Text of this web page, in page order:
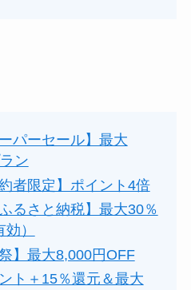
パーセール】最大
ン
者限定】ポイント4倍
るさと納税】最大30％
）
】最大8,000円OFF
ト＋15％還元＆最大